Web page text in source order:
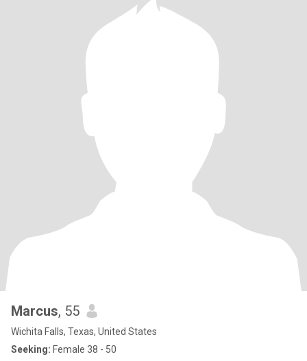
Marcus, 55
Wichita Falls, Texas, United States
Seeking: Female 38 - 50